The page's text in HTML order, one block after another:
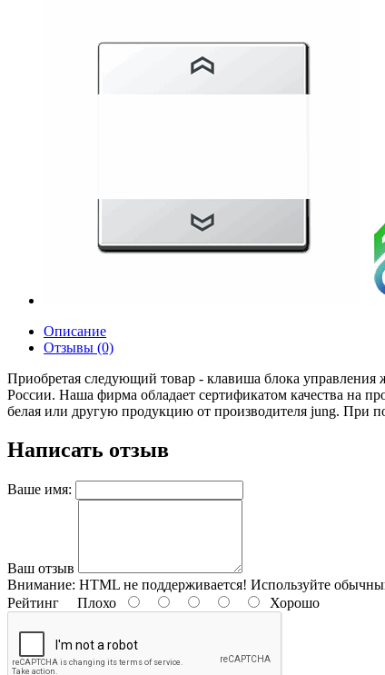
Описание
Отзывы (0)
Приобретая следующий товар - клавиша блока
России. Наша фирма обладает сертификатом качества на
белая или другую продукцию от производителя jung. При
Написать отзыв
Ваше имя:
Ваш отзыв
Внимание: HTML не поддерживается! Используйте
Рейтинг Плохо Хорошо